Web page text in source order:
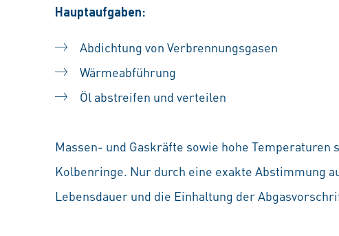
Hauptaufgaben:
Abdichtung von Verbrennungsgasen
Wärmeabführung
Öl abstreifen und verteilen
Massen- und Gaskräfte sowie hohe
Kolbenringe. Nur durch eine exakte Abstimmung
Lebensdauer und die Einhaltung der